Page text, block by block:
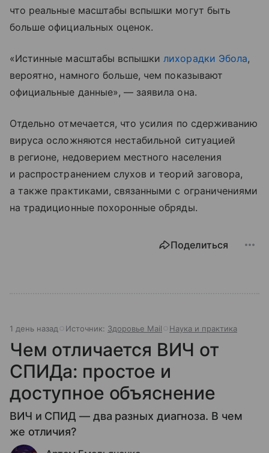
что реальные масштабы вспышки могут быть
больше официальных оценок.
«Истинные масштабы вспышки лихорадки Эбола,
вероятно, намного больше, чем показывают
официальные данные», — заявила она.
Отдельно отмечается, что усилия по сдерживанию
вируса осложняются нестабильной ситуацией
в регионе, недоверием местного населения
и распространением слухов и теорий заговора,
а также практиками, связанными с ограничениями
на традиционные похоронные обряды.
Поделиться
1 день назад Источник: Здоровье Mail Наука и практика
Чем отличается ВИЧ от
СПИДа: простое и
доступное объяснение
ВИЧ и СПИД — два разных диагноза. В чем
же отличия?